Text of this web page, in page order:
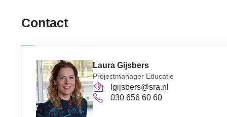
Contact
Laura Gijsbers
Projectmanager Educatie
lgijsbers@sra.nl
030 656 60 60